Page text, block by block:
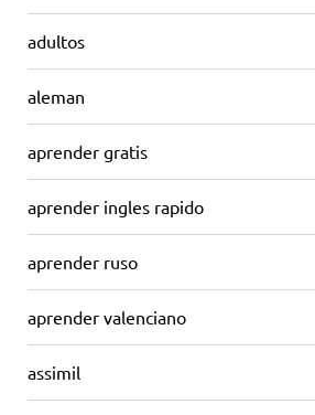
adultos
aleman
aprender gratis
aprender ingles rapido
aprender ruso
aprender valenciano
assimil